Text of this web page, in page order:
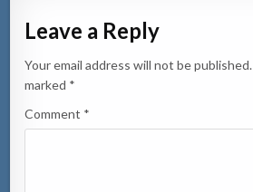
Leave a Reply
Your email address will not be published.
marked *
Comment *